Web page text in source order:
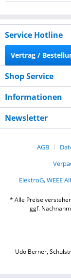
Service Hotline
Vertrag /
Shop Service
Informationen
Newsletter
AGB
ElektroG, WEEE
* Alle Preise
ggf.
Udo Berner,